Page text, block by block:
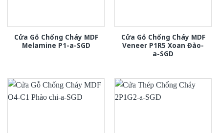
Cửa Gỗ Chống Cháy MDF
Melamine P1-a-SGD
Cửa Gỗ Chống Cháy MDF
Veneer P1R5 Xoan Đào-
a-SGD